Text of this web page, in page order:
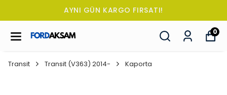
TÜM SİPARİŞLERDE OTO KOKUSU
0
Transit Transit (V363) 2014- Kaporta